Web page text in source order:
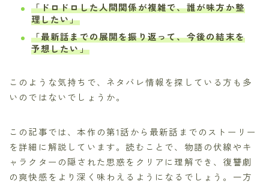
「ドロドロした人間関係が複雑で、誰が味方か整
理したい」
「最新話までの展開を振り返って、今後の結末を
予想したい」
このような気持ちで、ネタバレ情報を探している方も多
いのではないでしょうか。
この記事では、本作の第1話から最新話までのストーリー
を詳細に解説しています。読むことで、物語の伏線やキ
ャラクターの隠された思惑をクリアに理解でき、復讐劇
の爽快感をより深く味わえるようになるでしょう。一方